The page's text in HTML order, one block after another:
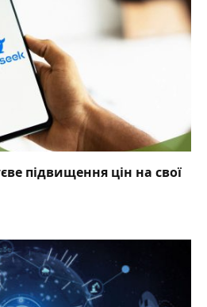
підвищення цін на свої